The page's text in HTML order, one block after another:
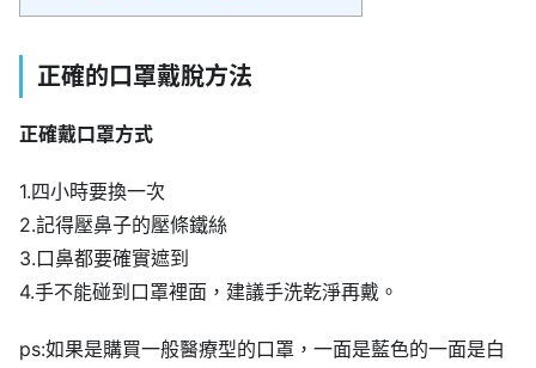
正確的口罩戴脫方法
正確戴口罩方式
1.四小時要換一次
2.記得壓鼻子的壓條鐵絲
3.口鼻都要確實遮到
4.手不能碰到口罩裡面，建議手洗乾淨再戴。
ps:如果是購買一般醫療型的口罩，一面是藍色的一面是白